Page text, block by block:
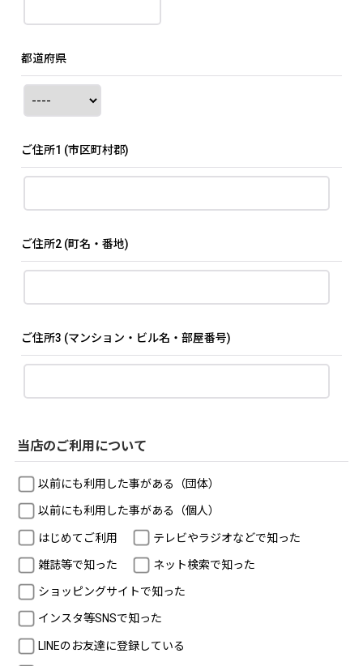
都道府県
ご住所1 (市区町村郡)
ご住所2 (町名・番地)
ご住所3 (マンション・ビル名・部屋番号)
当店のご利用について
以前にも利用した事がある（団体）
以前にも利用した事がある（個人）
はじめてご利用 テレビやラジオなどで知った
雑誌等で知った ネット検索で知った
ショッピングサイトで知った
インスタ等SNSで知った
LINEのお友達に登録している